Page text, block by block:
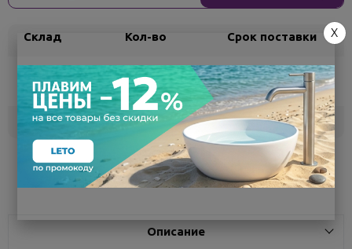
Склад Кол-во Срок поставки
Воронеж 1
Самовывоз
сегодня
Белгород под заказ 3 - 7 дней
Поделиться
Описание
X